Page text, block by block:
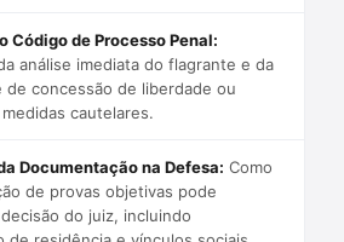
Código de Processo Penal:
análise imediata do flagrante e da
de concessão de liberdade ou
cautelares.
Documentação na Defesa: Como
de provas objetivas pode
do juiz, incluindo